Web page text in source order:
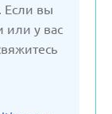
Если вы
или у вас